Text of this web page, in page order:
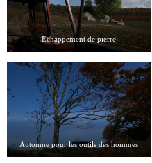
Echappement de pierre
Automne pour les outils des hommes